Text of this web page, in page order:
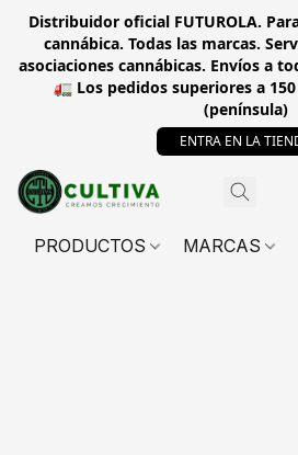
Distribuidor oficial FUTUROLA.
cannábica. Todas las marcas.
asociaciones cannábicas. Envíos a
🚛 Los pedidos superiores a
(península)
ENTRA EN LA
PRODUCTOS MARCAS